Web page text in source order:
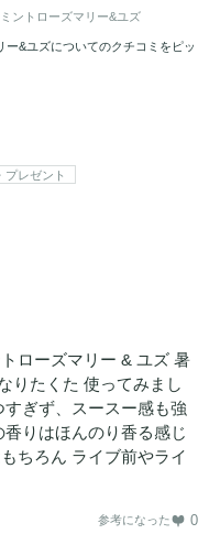
が気になる方に
い時に
ントローズマリー&ユズ
&ユズについてのクチコミをピッ
プレゼント
ローズマリー & ユズ 暑
りたくた 使ってみまし
ぎず、スースー感も強
りはほんのり香る感じ
ちろん ライブ前やライ
参考になった 0